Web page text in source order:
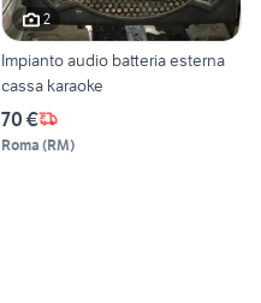
2
Impianto audio batteria esterna
cassa karaoke
70 €
Roma (RM)